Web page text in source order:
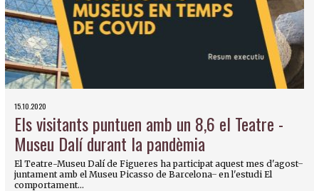
15.10.2020
Els visitants puntuen amb un 8,6 el Teatre -
Museu Dalí durant la pandèmia
El Teatre-Museu Dalí de Figueres ha participat aquest mes d'agost ̶
juntament amb el Museu Picasso de Barcelona ̶ en l'estudi El
comportament...